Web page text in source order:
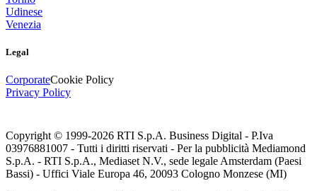
Udinese
Venezia
Legal
CorporateCookie Policy
Privacy Policy
Copyright © 1999-2026 RTI S.p.A. Business Digital - P.Iva
03976881007 - Tutti i diritti riservati - Per la pubblicità Mediamond
S.p.A. - RTI S.p.A., Mediaset N.V., sede legale Amsterdam (Paesi
Bassi) - Uffici Viale Europa 46, 20093 Cologno Monzese (MI)